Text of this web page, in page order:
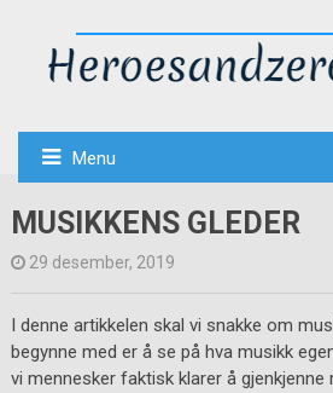
Menu
MUSIKKENS GLEDER
29 desember, 2019
I denne artikkelen skal vi snakke om
begynne med er å se på hva musikk
vi mennesker faktisk klarer å gjenkjenne